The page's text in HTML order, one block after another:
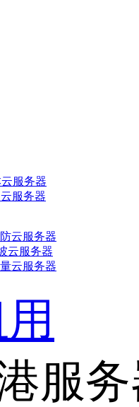
云服务器
服务器
云服务器
云服务器
云服务器
服